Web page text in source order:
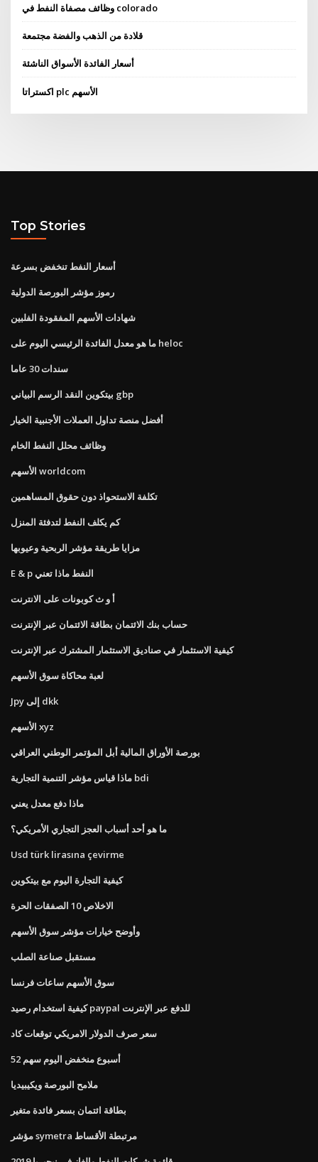
وظائف مصفاة النفط في colorado
قلادة من الذهب والفضة مجتمعة
أسعار الفائدة الأسواق الناشئة
اكستراتا plc الأسهم
Top Stories
أسعار النفط تنخفض بسرعة
رموز مؤشر البورصة الدولية
شهادات الأسهم المفقودة الفلبين
ما هو معدل الفائدة الرئيسي اليوم على heloc
سندات 30 عاما
بيتكوين النقد الرسم البياني gbp
أفضل منصة تداول العملات الأجنبية الخيار
وظائف محلل النفط الخام
الأسهم worldcom
تكلفة الاستحواذ دون حقوق المساهمين
كم يكلف النفط لتدفئة المنزل
مزايا طريقة مؤشر الربحية وعيوبها
E & p النفط ماذا تعني
أ و ث كوبونات على الانترنت
حساب بنك الائتمان بطاقة الائتمان عبر الإنترنت
كيفية الاستثمار في صناديق الاستثمار المشترك عبر الإنترنت
لعبة محاكاة سوق الأسهم
Jpy إلى dkk
الأسهم xyz
بورصة الأوراق المالية أبل المؤتمر الوطني العراقي
ماذا قياس مؤشر التنمية التجارية bdi
ماذا دفع معدل يعني
ما هو أحد أسباب العجز التجاري الأمريكي؟
Usd türk lirasına çevirme
كيفية التجارة اليوم مع بيتكوين
الاخلاص 10 الصفقات الحرة
وأوضح خيارات مؤشر سوق الأسهم
مستقبل صناعة الصلب
سوق الأسهم ساعات فرنسا
كيفية استخدام رصيد paypal للدفع عبر الإنترنت
سعر صرف الدولار الامريكي توقعات كاد
52 أسبوع منخفض اليوم سهم
ملامح البورصة ويكيبيديا
بطاقة ائتمان بسعر فائدة متغير
مؤشر symetra مرتبطة الأقساط